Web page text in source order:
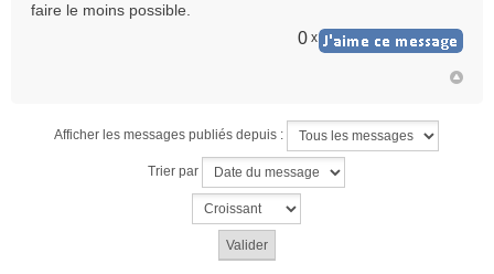
faire le moins possible.
0 x
Afficher les messages publiés depuis :
Trier par